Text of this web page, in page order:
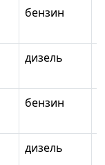
бензин
дизель
бензин
дизель